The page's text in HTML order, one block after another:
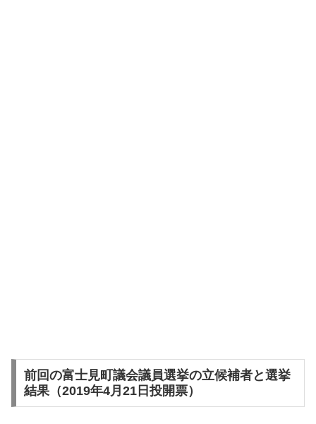
前回の富士見町議会議員選挙の立候補者と選挙
結果（2019年4月21日投開票）